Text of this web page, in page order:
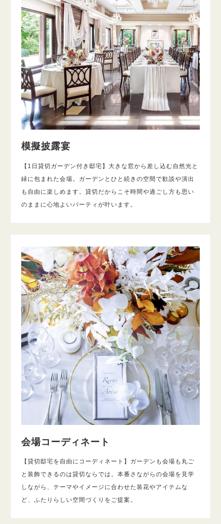
模擬披露宴
【1日貸切ガーデン付き邸宅】大きな窓から差し込む自然光と
緑に包まれた会場。ガーデンとひと続きの空間で歓談や演出
も自由に楽しめます。貸切だからこそ時間や過ごし方も思い
のままに心地よいパーティが叶います。
会場コーディネート
【貸切邸宅を自由にコーディネート】ガーデンも会場も丸ご
と装飾できるのは貸切ならでは。本番さながらの会場を見学
しながら、テーマやイメージに合わせた装花やアイテムな
ど、ふたりらしい空間づくりをご提案。